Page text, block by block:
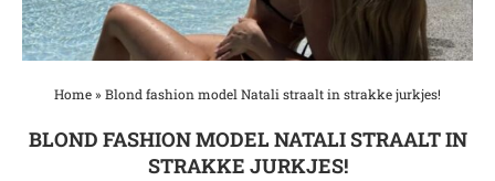
Home» Blond fashion model Natali straalt in strakke jurkjes!
BLOND FASHION MODEL NATALI STRAALT IN
STRAKKE JURKJES!